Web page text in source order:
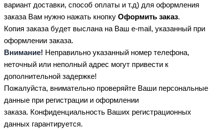
вариант доставки, способ оплаты и т.д) для оформления
заказа Вам нужно нажать кнопку Оформить заказ.
Копия заказа будет выслана на Ваш e-mail, указанный при
оформлении заказа.
Внимание! Неправильно указанный номер телефона,
неточный или неполный адрес могут привести к
дополнительной задержке!
Пожалуйста, внимательно проверяйте Ваши персональные
данные при регистрации и оформлении
заказа. Конфиденциальность Ваших регистрационных
данных гарантируется.